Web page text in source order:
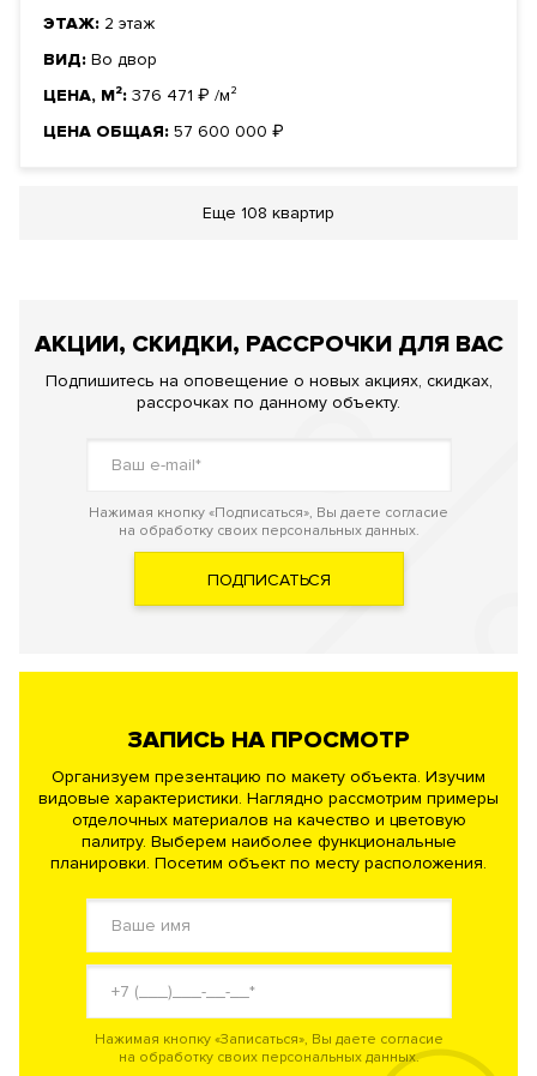
ЭТАЖ: 2 этаж
ВИД: Во двор
ЦЕНА, М²: 376 471 ₽ /м²
ЦЕНА ОБЩАЯ: 57 600 000 ₽
Еще 108 квартир
АКЦИИ, СКИДКИ, РАССРОЧКИ ДЛЯ ВАС
Подпишитесь на оповещение о новых акциях, скидках,
рассрочках по данному объекту.
Нажимая кнопку «Подписаться», Вы даете согласие
на обработку своих персональных данных.
ПОДПИСАТЬСЯ
ЗАПИСЬ НА ПРОСМОТР
Организуем презентацию по макету объекта. Изучим
видовые характеристики. Наглядно рассмотрим примеры
отделочных материалов на качество и цветовую
палитру. Выберем наиболее функциональные
планировки. Посетим объект по месту расположения.
Нажимая кнопку «Записаться», Вы даете согласие
на обработку своих персональных данных.